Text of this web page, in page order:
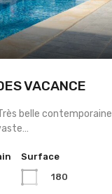
VACANCE
belle contemporaine
Surface
180